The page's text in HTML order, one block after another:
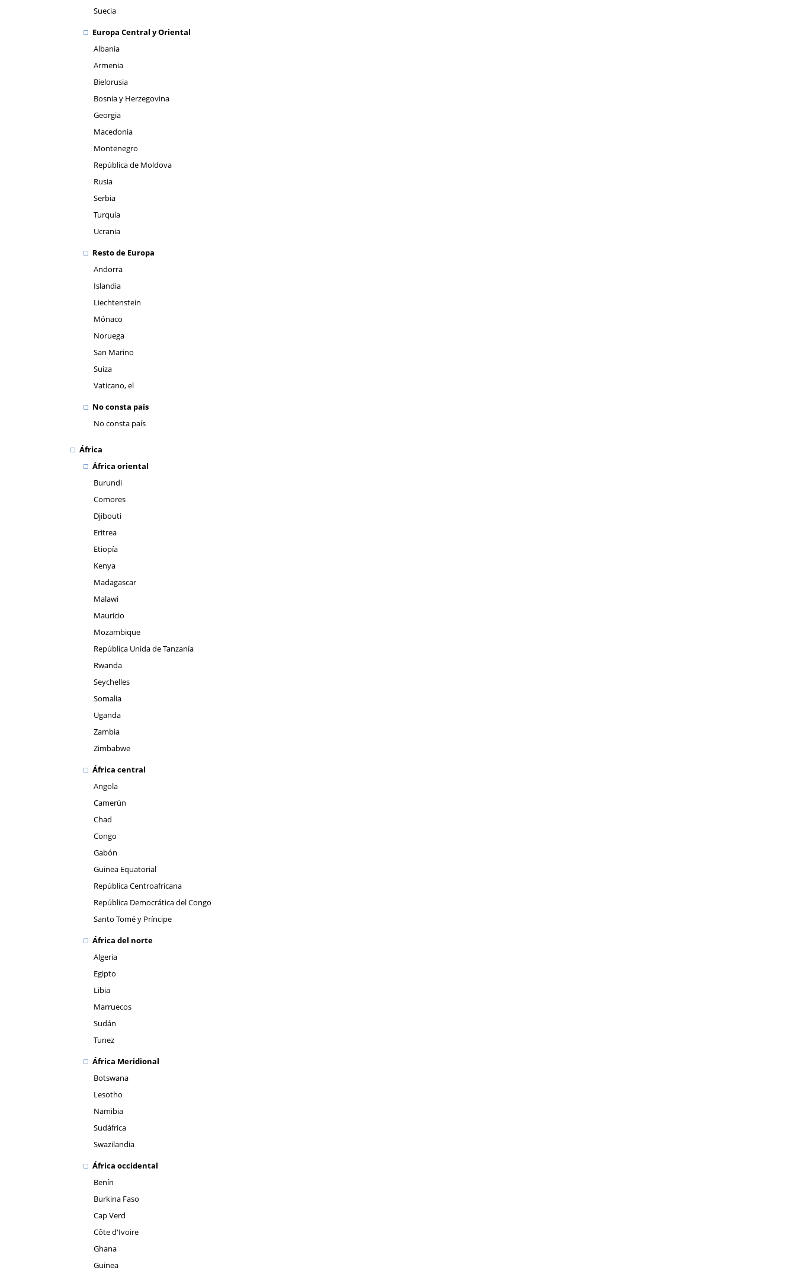
Suecia
Europa Central y Oriental
Albania
Armenia
Bielorusia
Bosnia y Herzegovina
Georgia
Macedonia
Montenegro
República de Moldova
Rusia
Serbia
Turquía
Ucrania
Resto de Europa
Andorra
Islandia
Liechtenstein
Mónaco
Noruega
San Marino
Suiza
Vaticano, el
No consta país
No consta país
África
África oriental
Burundi
Comores
Djibouti
Eritrea
Etiopía
Kenya
Madagascar
Malawi
Mauricio
Mozambique
República Unida de Tanzanía
Rwanda
Seychelles
Somalia
Uganda
Zambia
Zimbabwe
África central
Angola
Camerún
Chad
Congo
Gabón
Guinea Equatorial
República Centroafricana
República Democrática del Congo
Santo Tomé y Príncipe
África del norte
Algeria
Egipto
Libia
Marruecos
Sudán
Tunez
África Meridional
Botswana
Lesotho
Namibia
Sudáfrica
Swazilandia
África occidental
Benín
Burkina Faso
Cap Verd
Côte d'Ivoire
Ghana
Guinea